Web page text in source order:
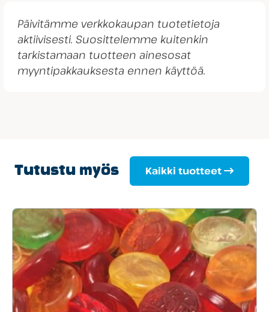
Päivitämme verkkokaupan tuotetietoja
aktiivisesti. Suosittelemme kuitenkin
tarkistamaan tuotteen ainesosat
myyntipakkauksesta ennen käyttöä.
Tutustu myös Kaikki tuotteet